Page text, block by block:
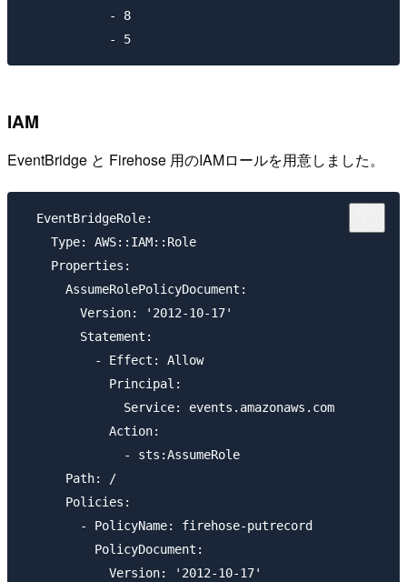
            - 8
IAM
EventBridge と Firehose 用のIAMロールを用意しました。
  EventBridgeRole:
    Type: AWS::IAM::Role
    Properties:
      AssumeRolePolicyDocument:
        Version: '2012-10-17'
        Statement:
          - Effect: Allow
            Principal:
              Service: events.amazonaws.com
            Action:
              - sts:AssumeRole
      Path: /
      Policies:
        - PolicyName: firehose-putrecord
          PolicyDocument:
            Version: '2012-10-17'